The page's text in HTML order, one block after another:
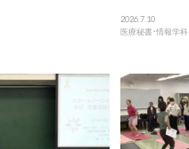
2026.7.10
医療秘書・情報学科